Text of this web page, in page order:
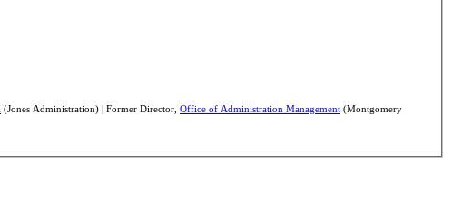
(Jones Administration) | Former Director, Office of Administration Management (Montgomery